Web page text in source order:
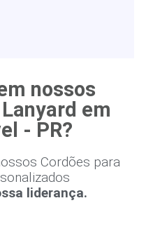
nossos
em
- PR?
Cordões para
liderança.